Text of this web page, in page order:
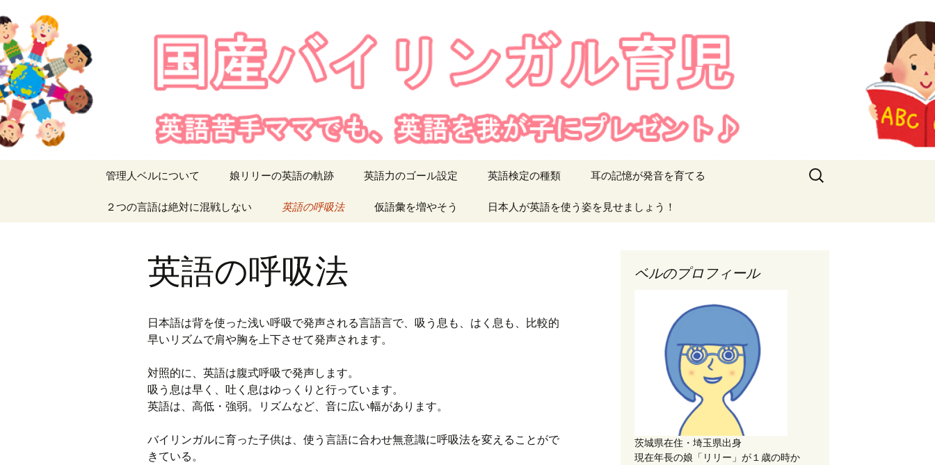
国産バイリンガル育児
管理人ベルについて 娘リリーの英語の軌跡 英語力のゴール設定 英語検定の種類 耳の記憶が発音を育てる
２つの言語は絶対に混戦しない 英語の呼吸法 仮語彙を増やそう 日本人が英語を使う姿を見せましょう！
検
英語の呼吸法
日本語は背を使った浅い呼吸で発声される言語言で、吸う息も、はく息も、比較的
早いリズムで肩や胸を上下させて発声されます。
対照的に、英語は腹式呼吸で発声します。
吸う息は早く、吐く息はゆっくりと行っています。
英語は、高低・強弱。リズムなど、音に広い幅があります。
バイリンガルに育った子供は、使う言語に合わせ無意識に呼吸法を変えることがで
きている。
ベルのプロフィール
茨城県在住・埼玉県出身
現在年長の娘「リリー」が１歳の時か